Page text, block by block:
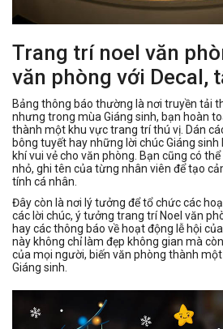
Trang trí noel văn
văn phòng với Decal,
Bảng thông báo thường là nơi truyền tải
nhưng trong mùa Giáng sinh, bạn hoàn
thành một khu vực trang trí thú vị. Dán
bông tuyết hay những lời chúc Giáng
khí vui vẻ cho văn phòng. Bạn cũng có
nhỏ, ghi tên của từng nhân viên để tạo
tính cá nhân.
Đây còn là nơi lý tưởng để tổ chức các
các lời chúc, ý tưởng trang trí Noel văn
hay các thông báo về hoạt động lễ hội
này không chỉ làm đẹp không gian mà
của mọi người, biến văn phòng thành
Giáng sinh.